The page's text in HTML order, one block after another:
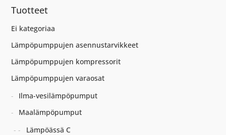
Tuotteet
Ei kategoriaa
Lämpöpumppujen asennustarvikkeet
Lämpöpumppujen kompressorit
Lämpöpumppujen varaosat
Ilma-vesilämpöpumput
Maalämpöpumput
Lämpöässä C